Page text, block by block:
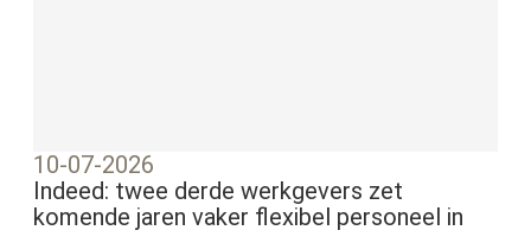
10-07-2026
Indeed: twee derde werkgevers zet
komende jaren vaker flexibel personeel in